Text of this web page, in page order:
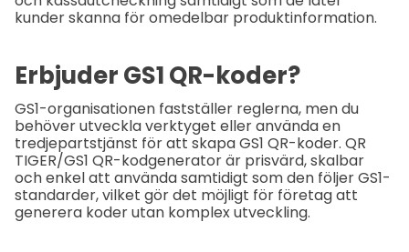
kunder skanna för omedelbar produktinformation.
Erbjuder GS1 QR-koder?
GS1-organisationen fastställer reglerna, men du
behöver utveckla verktyget eller använda en
tredjepartstjänst för att skapa GS1 QR-koder. QR
TIGER/GS1 QR-kodgenerator är prisvärd, skalbar
och enkel att använda samtidigt som den följer GS1-
standarder, vilket gör det möjligt för företag att
generera koder utan komplex utveckling.